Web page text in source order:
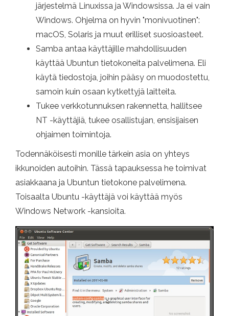
järjestelmä Linuxissa ja Windowsissa. Ja ei vain
Windows. Ohjelma on hyvin "monivuotinen":
macOS, Solaris ja muut erilliset suosioasteet.
Samba antaa käyttäjille mahdollisuuden
käyttää Ubuntun tietokoneita palvelimena. Eli
käytä tiedostoja, joihin pääsy on muodostettu,
samoin kuin osaan kytkettyjä laitteita.
Tukee verkkotunnuksen rakennetta, hallitsee
NT -käyttäjiä, tukee osallistujan, ensisijaisen
ohjaimen toimintoja.
Todennäköisesti monille tärkein asia on yhteys
ikkunoiden autoihin. Tässä tapauksessa he toimivat
asiakkaana ja Ubuntun tietokone palvelimena.
Toisaalta Ubuntu -käyttäjä voi käyttää myös
Windows Network -kansioita.